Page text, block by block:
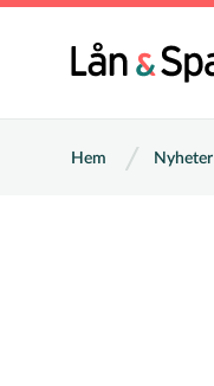
Hoppa
huvudinnehåll
Länkstig
Hem Nyheter